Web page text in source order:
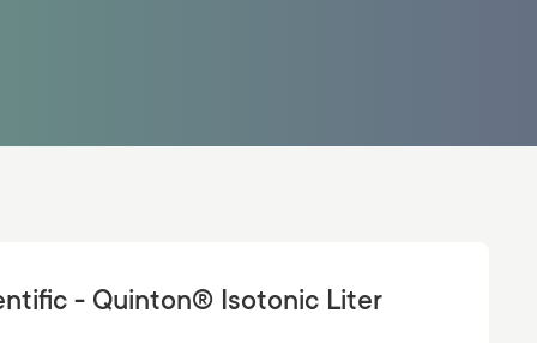
- Quinton® Isotonic Liter